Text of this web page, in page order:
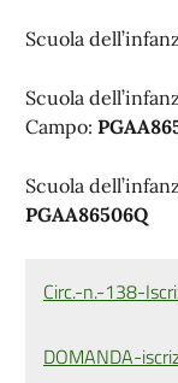
Scuola
Scuola
Campo:
Scuola
PGAA86506Q
Circ.-n.-138-
DOMANDA-